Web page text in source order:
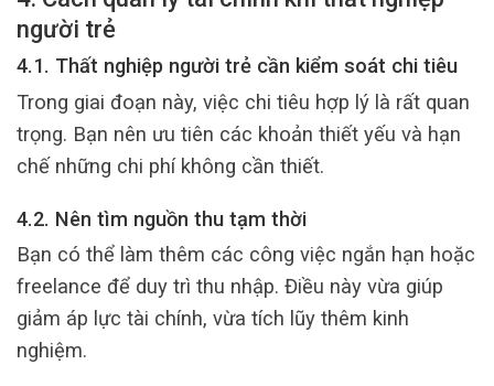
người trẻ
4.1. Thất nghiệp người trẻ cần kiểm soát chi tiêu
Trong giai đoạn này, việc chi tiêu hợp lý là rất quan
trọng. Bạn nên ưu tiên các khoản thiết yếu và hạn
chế những chi phí không cần thiết.
4.2. Nên tìm nguồn thu tạm thời
Bạn có thể làm thêm các công việc ngắn hạn hoặc
freelance để duy trì thu nhập. Điều này vừa giúp
giảm áp lực tài chính, vừa tích lũy thêm kinh
nghiệm.